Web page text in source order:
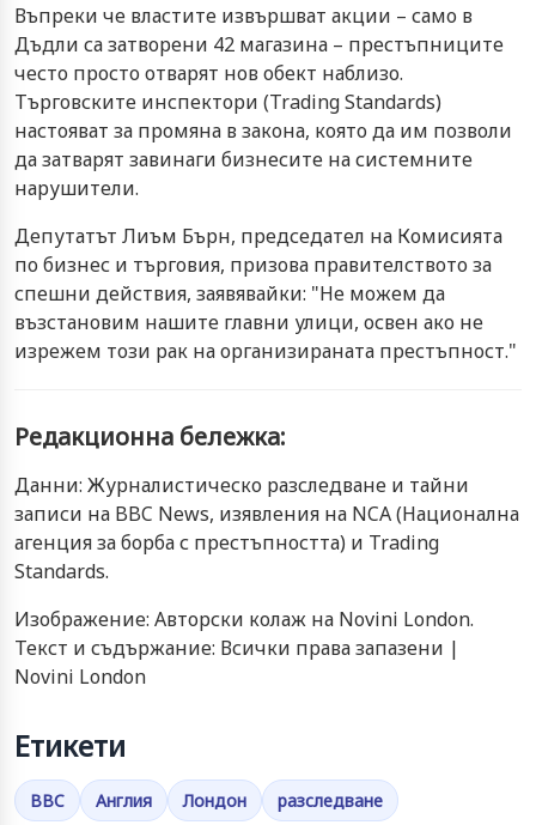
Въпреки че властите извършват акции – само в
Дъдли са затворени 42 магазина – престъпниците
често просто отварят нов обект наблизо.
Търговските инспектори (Trading Standards)
настояват за промяна в закона, която да им позволи
да затварят завинаги бизнесите на системните
нарушители.
Депутатът Лиъм Бърн, председател на Комисията
по бизнес и търговия, призова правителството за
спешни действия, заявявайки: "Не можем да
възстановим нашите главни улици, освен ако не
изрежем този рак на организираната престъпност."
Редакционна бележка:
Данни: Журналистическо разследване и тайни
записи на BBC News, изявления на NCA (Национална
агенция за борба с престъпността) и Trading
Standards.
Изображение: Авторски колаж на Novini London.
Текст и съдържание: Всички права запазени |
Novini London
Етикети
BBC Англия Лондон разследване